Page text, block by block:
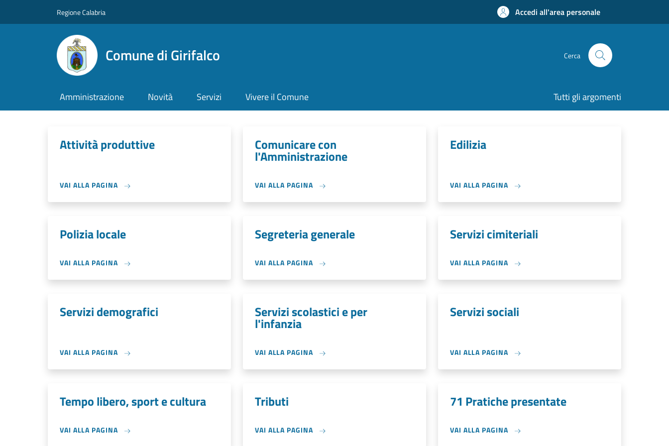
Regione Calabria Accedi all'area personale
Comune di Girifalco Cerca
Amministrazione Novità Servizi Vivere il Comune Tutti gli argomenti
Attività produttive
VAI ALLA PAGINA
Comunicare con
l'Amministrazione
VAI ALLA PAGINA
Edilizia
VAI ALLA PAGINA
Polizia locale
VAI ALLA PAGINA
Segreteria generale
VAI ALLA PAGINA
Servizi cimiteriali
VAI ALLA PAGINA
Servizi demografici
VAI ALLA PAGINA
Servizi scolastici e per
l'infanzia
VAI ALLA PAGINA
Servizi sociali
VAI ALLA PAGINA
Tempo libero, sport e cultura
VAI ALLA PAGINA
Tributi
VAI ALLA PAGINA
71 Pratiche presentate
VAI ALLA PAGINA